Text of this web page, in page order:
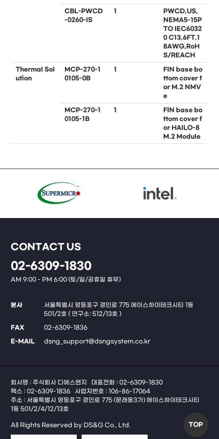
TOP
CBL-PWCD
-0260-IS
1
PWCD,US,
NEMA5-15P
TO IEC6032
0 C13,6FT,1
8AWG,RoH
S/REACH
Thermal Sol
ution
MCP-270-1
0105-0B
1
FIN base bo
ttom cover f
or M.2 NMV
e
MCP-270-1
0105-1B
1
FIN base bo
ttom cover f
or HAILO-8
M.2 Module
CONTACT US
02-6309-1830
AM 9:00 - PM 6:00 (토/일/공휴일 휴무)
본사
서울특별시 영등포구 경인로 775 에이스하이테크시티 1동
501/2호 ( 연구소: 512/13호 )
FAX
02-6309-1836
E-MAIL
dsng_support@dsngsystem.co.kr
회사명 : 주식회사 디에스앤지
대표전화 : 02-6309-1830
팩스 : 02-6309-1836
사업자번호 : 106-86-17064
주소 : 서울특별시 영등포구 경인로 775 (문래동3가) 에이스하이테크시티
1동 501/2/4/12/13호
All Rights Reserved by DS&G Co., Ltd.